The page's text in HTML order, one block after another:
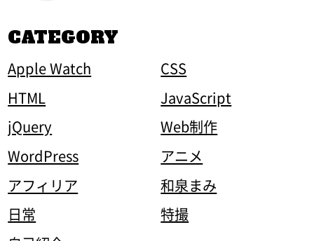
CATEGORY
Apple Watch
CSS
HTML
JavaScript
jQuery
Web制作
WordPress
アニメ
アフィリア
和泉まみ
日常
特撮